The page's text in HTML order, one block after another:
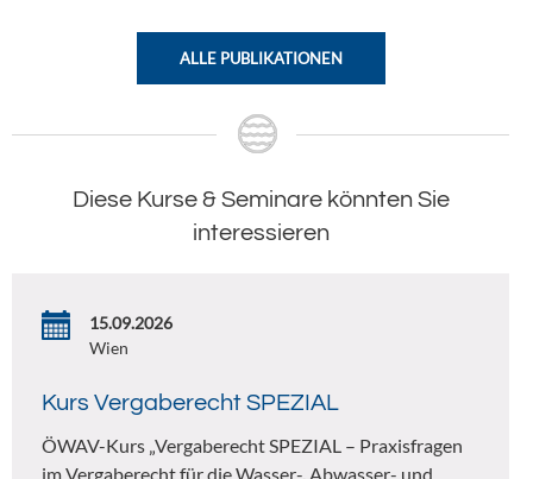
ALLE PUBLIKATIONEN
Diese Kurse & Seminare könnten Sie
interessieren
15.09.2026
Wien
Kurs Vergaberecht SPEZIAL
ÖWAV-Kurs „Vergaberecht SPEZIAL – Praxisfragen
im Vergaberecht für die Wasser-, Abwasser- und